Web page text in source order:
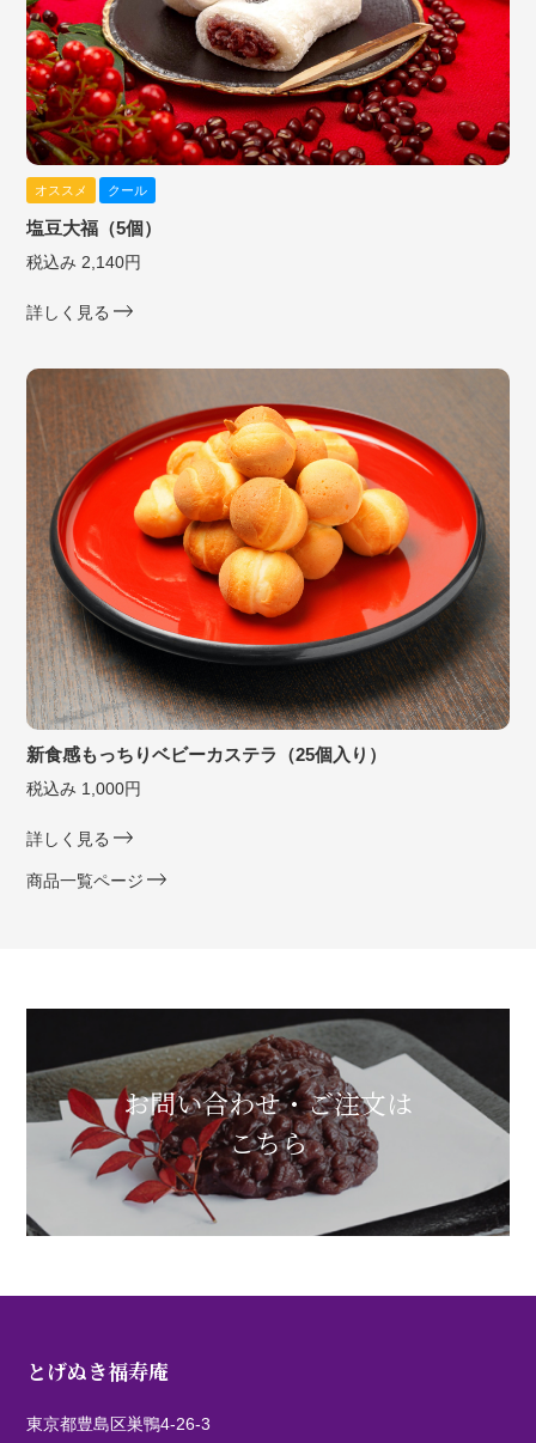
オススメ クール
塩豆大福（5個）
税込み 2,140円
詳しく見る
新食感もっちりベビーカステラ（25個入り）
税込み 1,000円
詳しく見る
商品一覧ページ
お問い合わせ・ご注文は
こちら
とげぬき福寿庵
東京都豊島区巣鴨4-26-3